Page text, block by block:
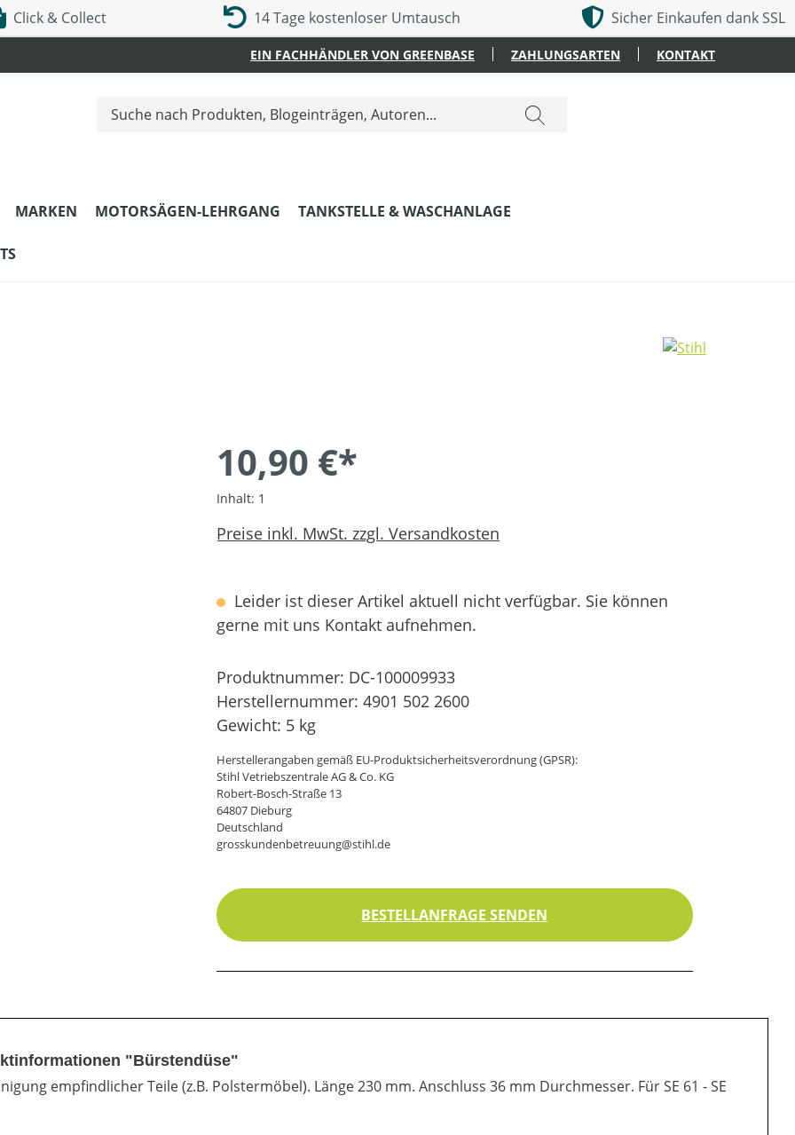
Click & Collect 14 Tage kostenloser Umtausch Sicher Einkaufen dank SSL
EIN FACHHÄNDLER VON GREENBASE ZAHLUNGSARTEN KONTAKT
MARKEN MOTORSÄGEN-LEHRGANG TANKSTELLE & WASCHANLAGE
10,90 €*
Inhalt: 1
Preise inkl. MwSt. zzgl. Versandkosten
Leider ist dieser Artikel aktuell nicht verfügbar. Sie können
gerne mit uns Kontakt aufnehmen.
Produktnummer: DC-100009933
Herstellernummer: 4901 502 2600
Gewicht: 5 kg
Herstellerangaben gemäß EU-Produktsicherheitsverordnung (GPSR):
Stihl Vetriebszentrale AG & Co. KG
Robert-Bosch-Straße 13
64807 Dieburg
Deutschland
grosskundenbetreuung@stihl.de
BESTELLANFRAGE SENDEN
"Bürstendüse"
empfindlicher Teile (z.B. Polstermöbel). Länge 230 mm. Anschluss 36 mm Durchmesser. Für SE 61 - SE